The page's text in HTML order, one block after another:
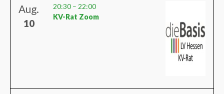
Aug.
10
20:30 – 22:00
KV-Rat Zoom